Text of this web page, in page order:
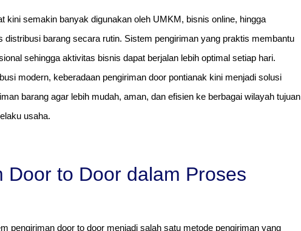
kini semakin banyak digunakan oleh UMKM, bisnis online, hingga
distribusi barang secara rutin. Sistem pengiriman yang praktis membantu
sehingga aktivitas bisnis dapat berjalan lebih optimal setiap hari.
modern, keberadaan pengiriman door pontianak kini menjadi solusi
barang agar lebih mudah, aman, dan efisien ke berbagai wilayah tujuan
usaha.
Door to Door dalam Proses
pengiriman door to door menjadi salah satu metode pengiriman yang